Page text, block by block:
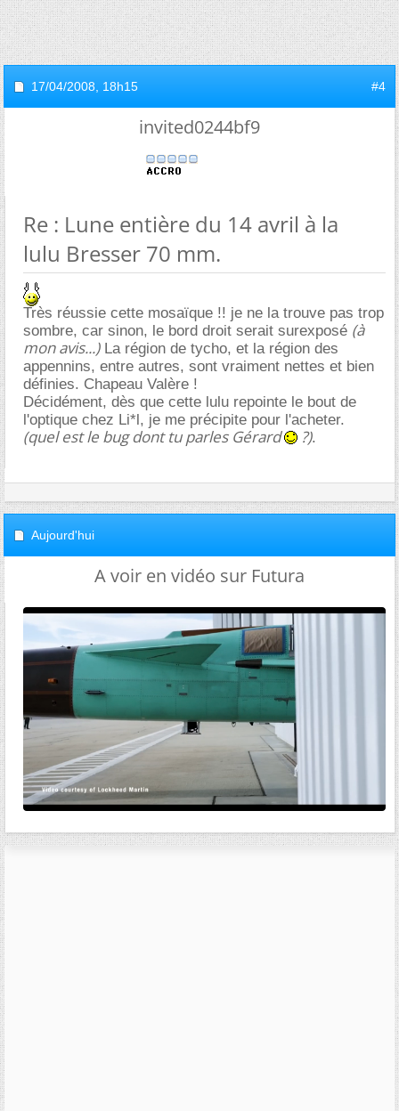
17/04/2008, 18h15 #4
invited0244bf9
Re : Lune entière du 14 avril à la
lulu Bresser 70 mm.
Très réussie cette mosaïque !! je ne la trouve pas trop
sombre, car sinon, le bord droit serait surexposé (à
mon avis...)La région de tycho, et la région des
appennins, entre autres, sont vraiment nettes et bien
définies. Chapeau Valère !
Décidément, dès que cette lulu repointe le bout de
l'optique chez Li*l, je me précipite pour l'acheter.
(quel est le bug dont tu parles Gérard ?).
Aujourd'hui
A voir en vidéo sur Futura